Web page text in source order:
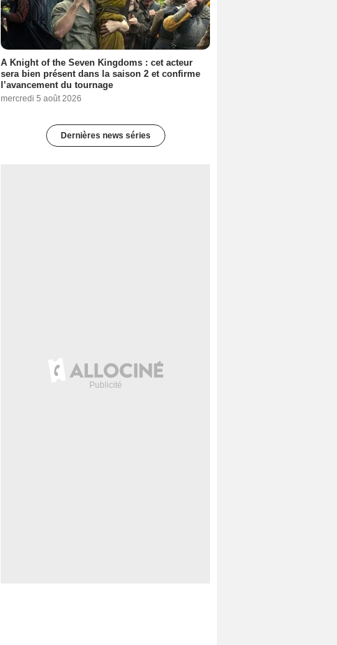
A Knight of the Seven Kingdoms : cet acteur
sera bien présent dans la saison 2 et confirme
l’avancement du tournage
mercredi 5 août 2026
Dernières news séries